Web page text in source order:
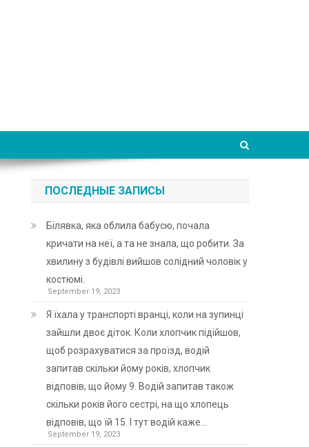
ПОСЛЕДНЫЕ ЗАПИСЫ
Білявка, яка облила бабусю, почала
кричати на неї, а та не знала, що робити. За
хвилину з будівлі вийшов солідний чоловік у
костюмі.
September 19, 2023
Я їхала у транспорті вранці, коли на зупинці
зайшли двоє діток. Коли хлопчик підійшов,
щоб розрахуватися за проїзд, водій
запитав скільки йому років, хлопчик
відповів, що йому 9. Водій запитав також
скільки років його сестрі, на що хлопець
відповів, що їй 15. І тут водій каже…
September 19, 2023